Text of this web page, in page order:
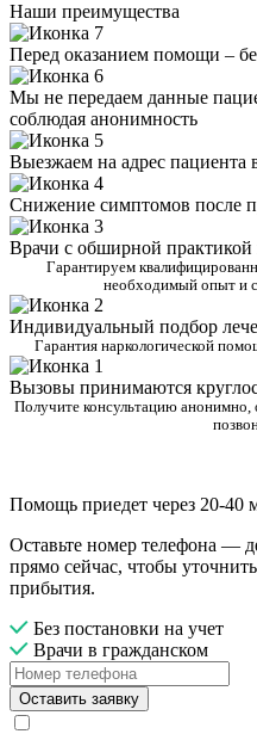
Наши преимущества
Перед оказанием помощи –
Мы не передаем данные
соблюдая анонимность
Выезжаем на адрес пациента
Снижение симптомов после
Врачи с обширной
Гарантируем
необходимый опыт и
Индивидуальный подбор
Гарантия наркологической
Вызовы принимаются
Получите консультацию анонимно,
Помощь приедет через 20-40
Оставьте номер телефона —
прямо сейчас, чтобы
прибытия.
Без постановки на учет
Врачи в гражданском
Оставить заявку